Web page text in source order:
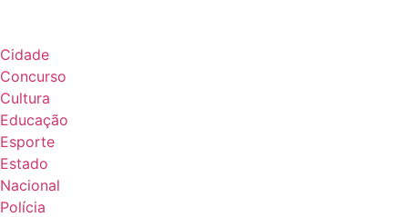
Cidade
Concurso
Cultura
Educação
Esporte
Estado
Nacional
Polícia